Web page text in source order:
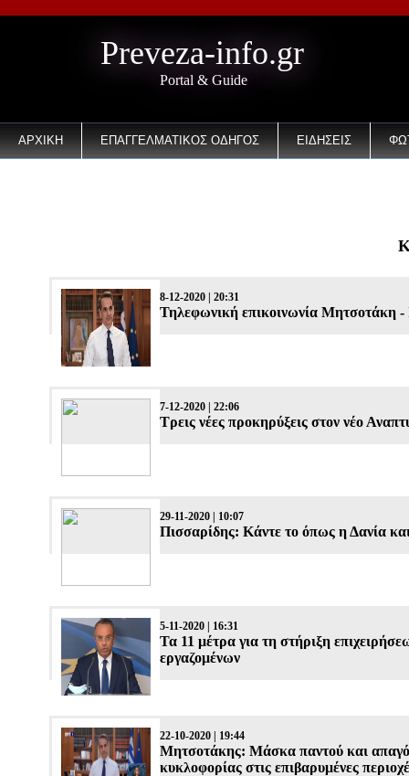
Preveza-info.gr
Portal & Guide
ΑΡΧΙΚΗ ΕΠΑΓΓΕΛΜΑΤΙΚΟΣ ΟΔΗΓΟΣ ΕΙΔΗΣΕΙΣ
8-12-2020 | 20:31
Τηλεφωνική επικοινωνία Μητσοτάκη -
7-12-2020 | 22:06
Τρεις νέες προκηρύξεις στον νέο
29-11-2020 | 10:07
Πισσαρίδης: Κάντε το όπως η Δανία
5-11-2020 | 16:31
Τα 11 μέτρα για τη στήριξη
εργαζομένων
22-10-2020 | 19:44
Μητσοτάκης: Μάσκα παντού και
κυκλοφορίας στις επιβαρυμένες